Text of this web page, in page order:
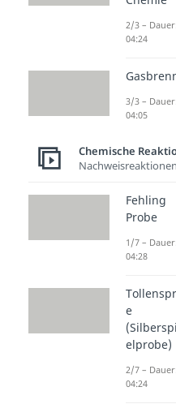
kannst du
wird auch
linke
auf die
jeweiligen
Seiten
Pfeil, der
angibt.
2/3 –
04:24
3/3 –
04:05
Chemische
Nachweisreaktionen
Fehling
Probe
1/7 –
04:28
e
elprobe)
2/7 –
04:24